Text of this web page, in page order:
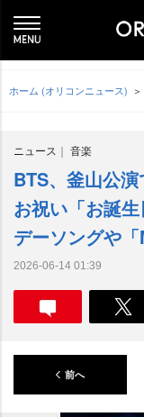
ホーム (オリコンニュース)
ニュース 音楽
BTS、釜山公
お祝い「お誕
デーソングや
2026-06-14 01:39
前へ